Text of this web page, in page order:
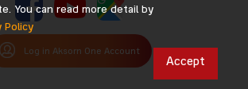
Log in Aksorn One Account
You can read more detail by
Policy
Accept